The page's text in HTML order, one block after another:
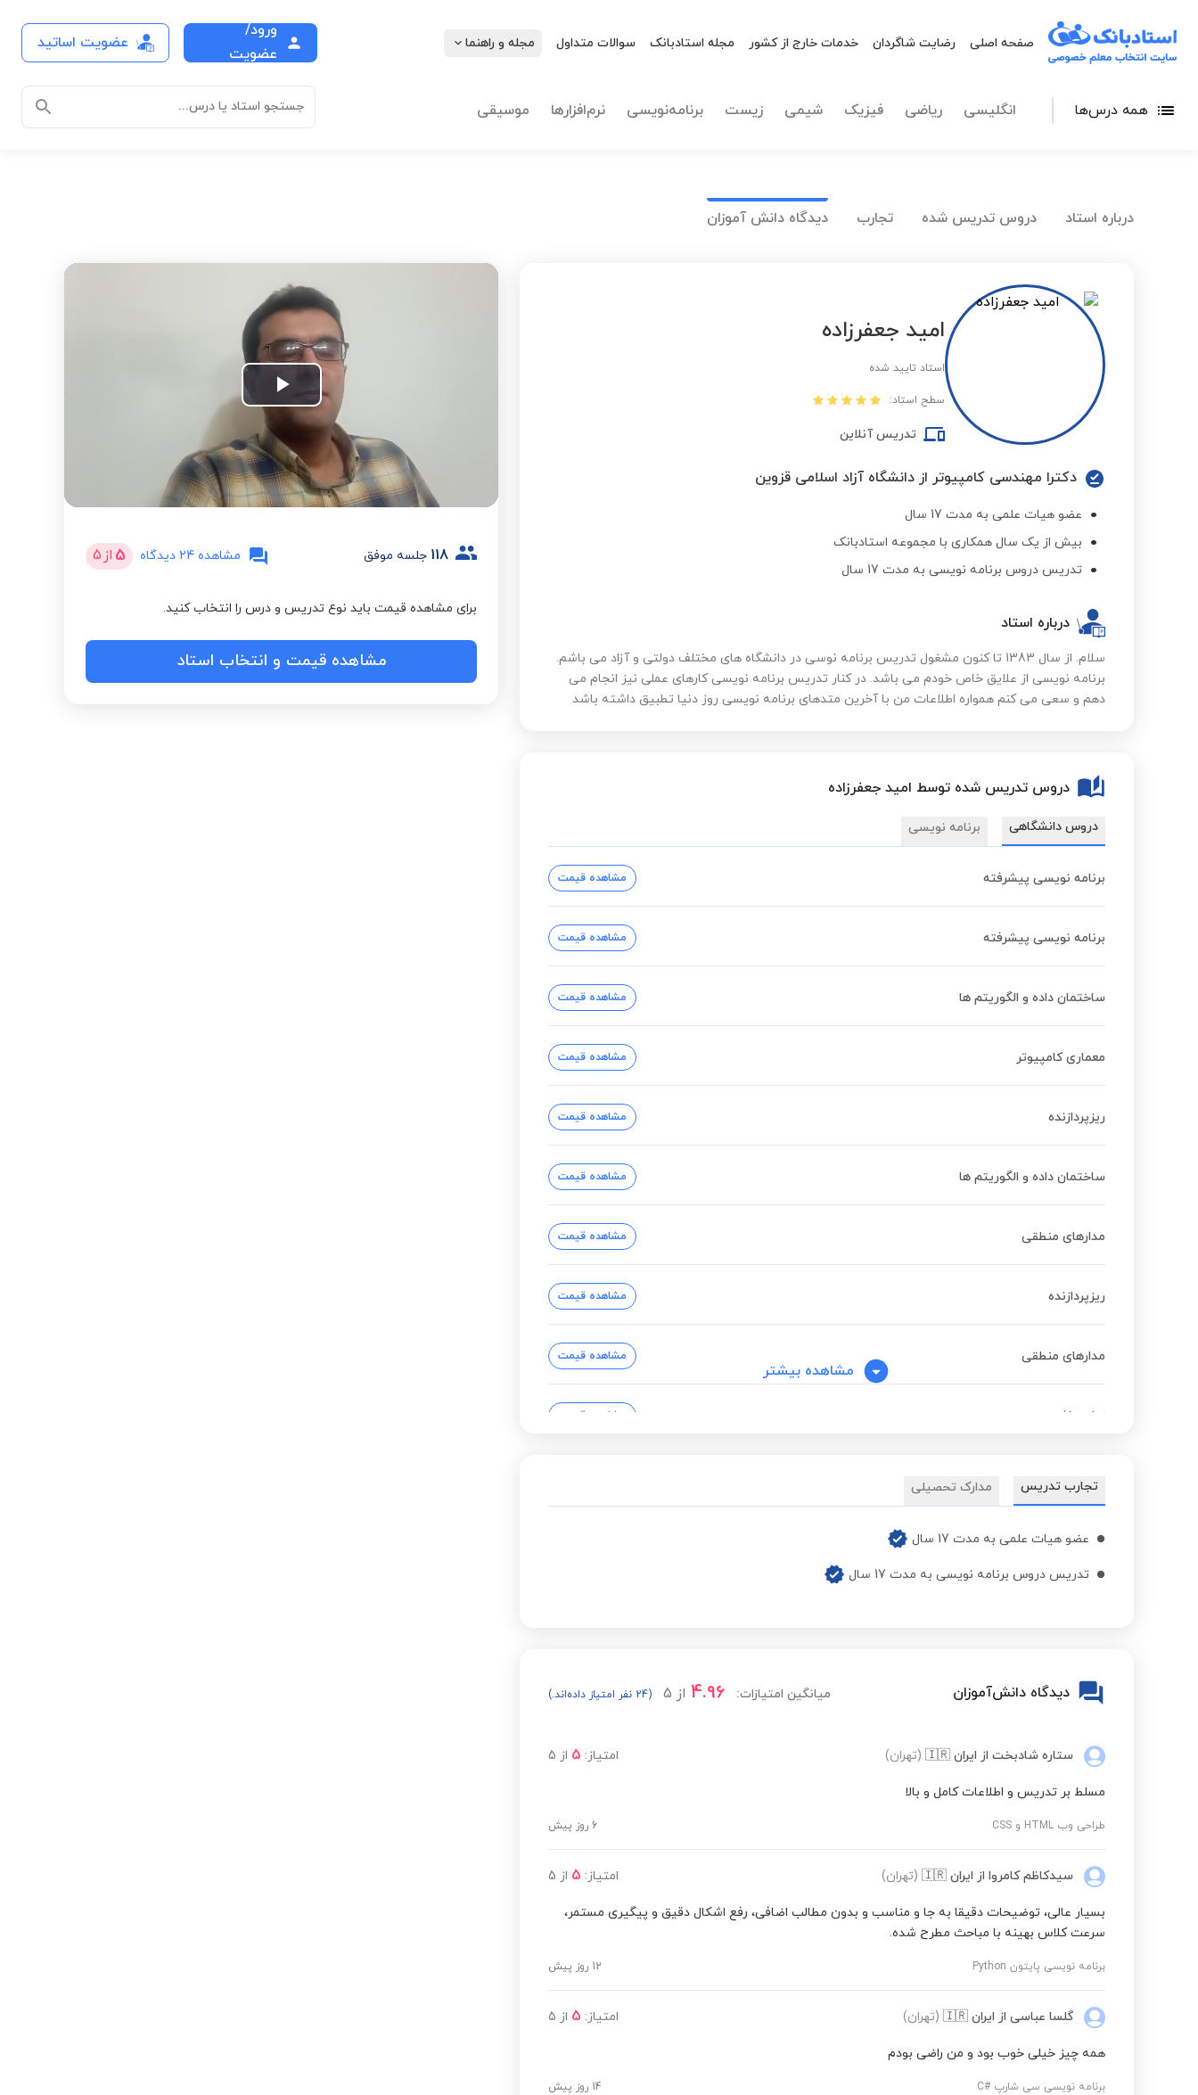
صفحه اصلی رضایت شاگردان خدمات خارج از کشور مجله استادبانک سوالات متداول مجله و راهنما
ورود/
عضویت
عضویت اساتید
همه درس‌ها انگلیسی ریاضی فیزیک شیمی زیست برنامه‌نویسی نرم‌افزارها موسیقی جستجو استاد یا درس...
درباره استاد دروس تدریس شده تجارب دیدگاه دانش آموزان
امید جعفرزاده
استاد تایید شده
سطح استاد:
تدریس آنلاین
دکترا مهندسی کامپیوتر از دانشگاه آزاد اسلامی قزوین
عضو هیات علمی به مدت 17 سال
بیش از یک سال همکاری با مجموعه استادبانک
تدریس دروس برنامه نویسی به مدت 17 سال
درباره استاد
سلام. از سال 1383 تا کنون مشغول تدریس برنامه نوسی در دانشگاه های مختلف دولتی و آزاد می باشم.
برنامه نویسی از علایق خاص خودم می باشد. در کنار تدریس برنامه نویسی کارهای عملی نیز انجام می
دهم و سعی می کنم همواره اطلاعات من با آخرین متدهای برنامه نویسی روز دنیا تطبیق داشته باشد
دروس تدریس شده توسط امید جعفرزاده
دروس دانشگاهی برنامه نویسی
برنامه نویسی پیشرفته مشاهده قیمت
برنامه نویسی پیشرفته مشاهده قیمت
ساختمان داده و الگوریتم ها مشاهده قیمت
معماری کامپیوتر مشاهده قیمت
ریزپردازنده مشاهده قیمت
ساختمان داده و الگوریتم ها مشاهده قیمت
مدارهای منطقی مشاهده قیمت
ریزپردازنده مشاهده قیمت
مدارهای منطقی مشاهده قیمت
زبان ماشین مشاهده قیمت
ریزپردازنده
مشاهده بیشتر
تجارب تدریس مدارک تحصیلی
عضو هیات علمی به مدت 17 سال
تدریس دروس برنامه نویسی به مدت 17 سال
دیدگاه دانش‌آموزان میانگین امتیازات: 4.96 از 5 (24 نفر امتیاز داده‌اند.)
ستاره شادبخت از ایران 🇮🇷 (تهران) امتیاز: 5 از 5
مسلط بر تدریس و اطلاعات کامل و بالا
طراحی وب HTML و CSS 6 روز پیش
سیدکاظم کامروا از ایران 🇮🇷 (تهران) امتیاز: 5 از 5
بسیار عالی، توضیحات دقیقا به جا و مناسب و بدون مطالب اضافی، رفع اشکال دقیق و پیگیری مستمر،
سرعت کلاس بهینه با مباحث مطرح شده.
برنامه نویسی پایتون Python 12 روز پیش
گلسا عباسی از ایران 🇮🇷 (تهران) امتیاز: 5 از 5
همه چیز خیلی خوب بود و من راضی بودم
برنامه نویسی سی شارپ #C 14 روز پیش
Play
Video
118 جلسه موفق مشاهده 24 دیدگاه 5 از5
برای مشاهده قیمت باید نوع تدریس و درس را انتخاب کنید.
مشاهده قیمت و انتخاب استاد